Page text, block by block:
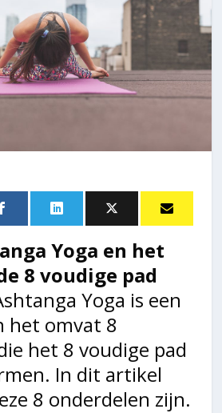
Yoga en het
8 voudige pad
Yoga is een
het omvat 8
het 8 voudige pad
In dit artikel
8 onderdelen zijn.